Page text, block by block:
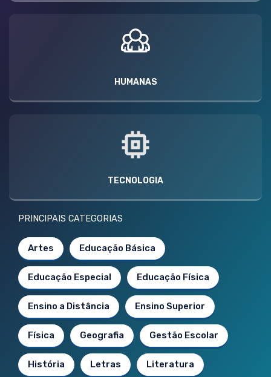
HUMANAS
TECNOLOGIA
PRINCIPAIS CATEGORIAS
Artes Educação Básica
Educação Especial Educação Física
Ensino a Distância Ensino Superior
Física Geografia Gestão Escolar
História Letras Literatura